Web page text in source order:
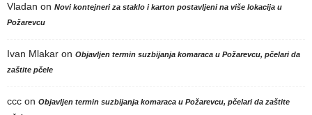
Vladan on Novi kontejneri za staklo i karton postavljeni na više lokacija u
Požarevcu
Ivan Mlakar on Objavljen termin suzbijanja komaraca u Požarevcu, pčelari da
zaštite pčele
ccc on Objavljen termin suzbijanja komaraca u Požarevcu, pčelari da zaštite